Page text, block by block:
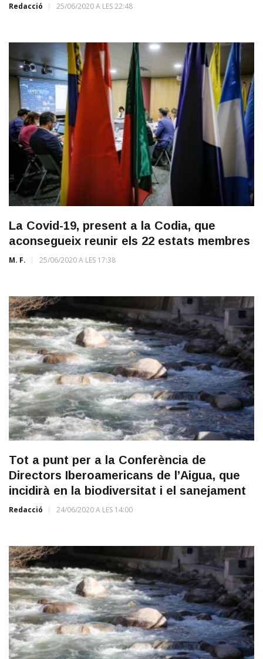
Redacció 25/06/2020 A LES 22:48
La Covid-19, present a la Codia, que
aconsegueix reunir els 22 estats membres
M. F. 25/06/2020 A LES 17:38
Tot a punt per a la Conferència de
Directors Iberoamericans de l’Aigua, que
incidirà en la biodiversitat i el sanejament
Redacció 24/06/2020 A LES 14:00